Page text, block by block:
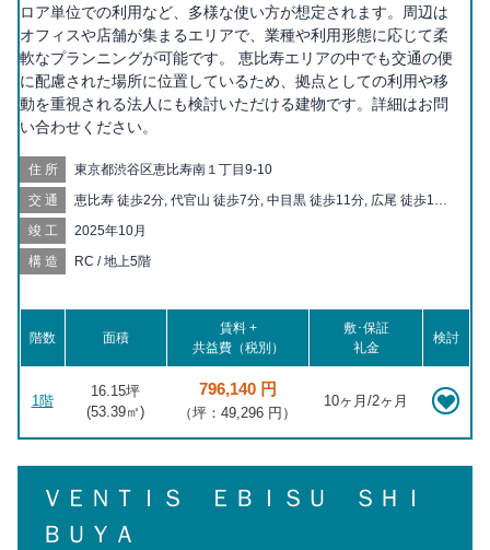
ロア単位での利用など、多様な使い方が想定されます。周辺は
オフィスや店舗が集まるエリアで、業種や利用形態に応じて柔
軟なプランニングが可能です。 恵比寿エリアの中でも交通の便
に配慮された場所に位置しているため、拠点としての利用や移
動を重視される法人にも検討いただける建物です。詳細はお問
い合わせください。
住所 東京都渋谷区恵比寿南１丁目9-10
交通
恵比寿 徒歩2分, 代官山 徒歩7分, 中目黒 徒歩11分, 広尾 徒歩17
竣工 2025年10月
構造 RC / 地上5階
階数 面積
賃料 +
共益費（税別）
敷･保証
礼金
検討
1階
16.15坪
(53.39㎡)
796,140 円
（坪：49,296 円）
10ヶ月/2ヶ月
ＶＥＮＴＩＳ ＥＢＩＳＵ ＳＨＩ
ＢＵＹＡ